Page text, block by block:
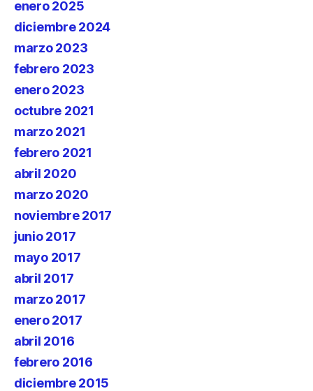
enero 2025
diciembre 2024
marzo 2023
febrero 2023
enero 2023
octubre 2021
marzo 2021
febrero 2021
abril 2020
marzo 2020
noviembre 2017
junio 2017
mayo 2017
abril 2017
marzo 2017
enero 2017
abril 2016
febrero 2016
diciembre 2015